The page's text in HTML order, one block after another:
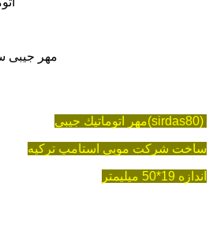
مهر جیبی
مهر اتوماتيك جيبي(sirdas80)
ساخت شركت موبي استامپ تركيه
اندازه 19*50 میلیمتر